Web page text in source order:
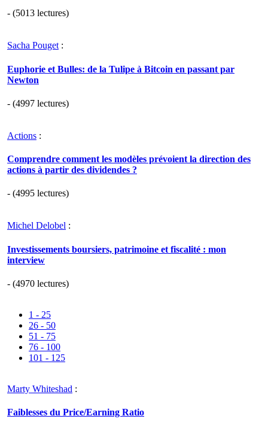
- (5013 lectures)
Sacha Pouget:
Euphorie et Bulles: de la Tulipe à Bitcoin en passant par
Newton
- (4997 lectures)
Actions :
Comprendre comment les modèles prévoient la direction des
actions à partir des dividendes ?
- (4995 lectures)
Michel Delobel :
Investissements boursiers, patrimoine et fiscalité : mon
interview
- (4970 lectures)
1 - 25
26 - 50
51 - 75
76 - 100
101 - 125
Marty Whiteshad :
Faiblesses du Price/Earning Ratio